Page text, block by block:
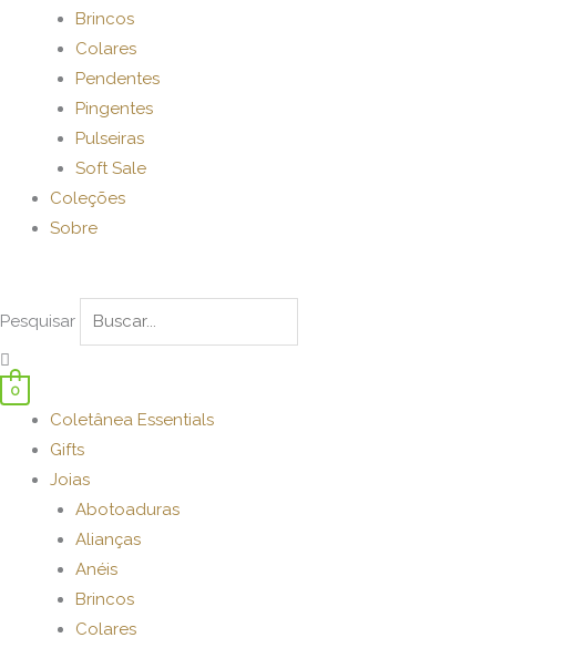
Brincos
Colares
Pendentes
Pingentes
Pulseiras
Soft Sale
Coleções
Sobre
Pesquisar
0
Coletânea Essentials
Gifts
Joias
Abotoaduras
Alianças
Anéis
Brincos
Colares